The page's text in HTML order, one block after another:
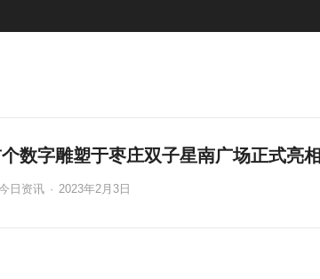
数字雕塑于枣庄双子星南广场正式亮相
日资讯 · 2023年2月3日